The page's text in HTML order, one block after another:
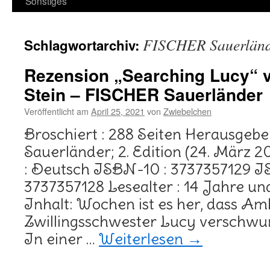
Schlagwortarchiv: FISCHER
Rezension „Searching Lucy“
Stein – FISCHER Sauerländer
Veröffentlicht am April 25, 2021 von Zwiebelchen
Broschiert : 288 Seiten
Sauerländer; 2. Edition (24. März
: Deutsch ISBN-10 : 3737357129
3737357128 Lesealter : 14 Jahre
Inhalt: Wochen ist es her, dass
Zwillingsschwester Lucy
In einer … Weiterlesen →